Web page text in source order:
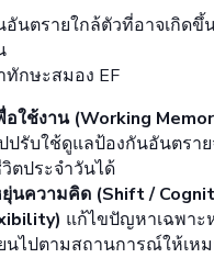
อันตรายใกล้ตัวที่อาจเกิดขึ้
กษะสมอง EF
อใช้งาน (Working
ปรับใช้ดูแลป้องกันอันตรา
ตประจำวันได้
นความคิด (Shift /
แก้ไขปัญหาเฉพาะ
นไปตามสถานการณ์ให้เห